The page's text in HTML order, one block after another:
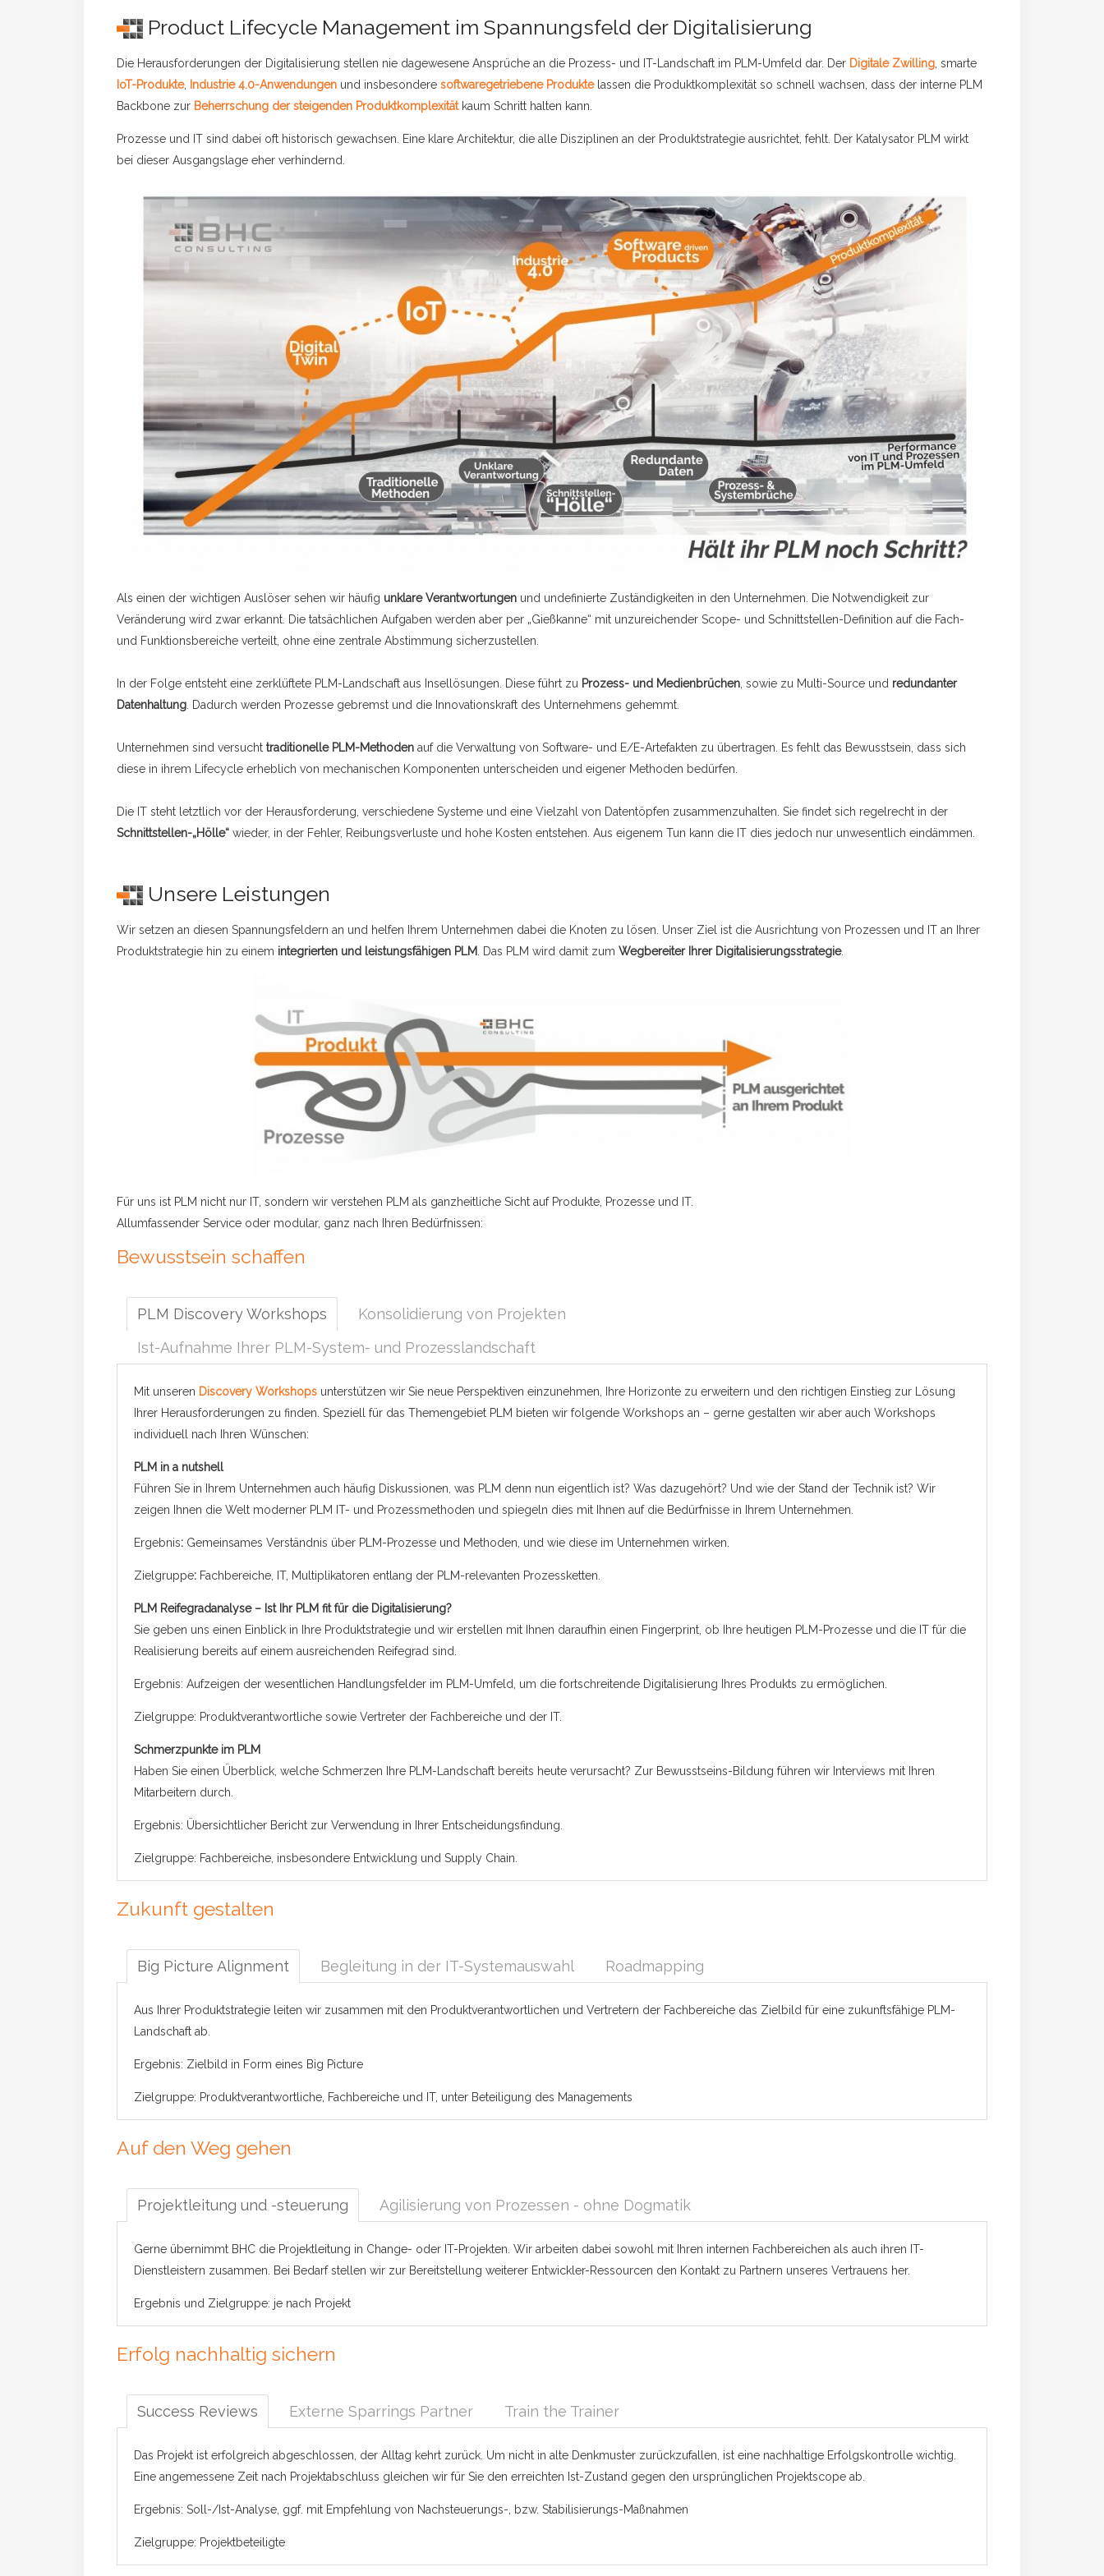
Product Lifecycle Management im Spannungsfeld der Digitalisierung
Die Herausforderungen der Digitalisierung stellen nie dagewesene Ansprüche an die Prozess- und IT-Landschaft im PLM-Umfeld dar. Der Digitale Zwilling, smarte
IoT-Produkte, Industrie 4.0-Anwendungen und insbesondere softwaregetriebene Produktelassen die Produktkomplexität so schnell wachsen, dass der interne PLM
Backbone zur Beherrschung der steigenden Produktkomplexitätkaum Schritt halten kann.
Prozesse und IT sind dabei oft historisch gewachsen. Eine klare Architektur, die alle Disziplinen an der Produktstrategie ausrichtet, fehlt. Der Katalysator PLM wirkt
bei dieser Ausgangslage eher verhindernd.
Als einen der wichtigen Auslöser sehen wir häufig unklare Verantwortungen und undefinierte Zuständigkeiten in den Unternehmen. Die Notwendigkeit zur
Veränderung wird zwar erkannt. Die tatsächlichen Aufgaben werden aber per „Gießkanne“ mit unzureichender Scope- und Schnittstellen-Definition auf die Fach-
und Funktionsbereiche verteilt, ohne eine zentrale Abstimmung sicherzustellen.
In der Folge entsteht eine zerklüftete PLM-Landschaft aus Insellösungen. Diese führt zu Prozess- und Medienbrüchen, sowie zu Multi-Source und redundanter
Datenhaltung. Dadurch werden Prozesse gebremst und die Innovationskraft des Unternehmens gehemmt.
Unternehmen sind versucht traditionelle PLM-Methoden auf die Verwaltung von Software- und E/E-Artefakten zu übertragen. Es fehlt das Bewusstsein, dass sich
diese in ihrem Lifecycle erheblich von mechanischen Komponenten unterscheiden und eigener Methoden bedürfen.
Die IT steht letztlich vor der Herausforderung, verschiedene Systeme und eine Vielzahl von Datentöpfen zusammenzuhalten. Sie findet sich regelrecht in der
Schnittstellen-„Hölle“ wieder, in der Fehler, Reibungsverluste und hohe Kosten entstehen. Aus eigenem Tun kann die IT dies jedoch nur unwesentlich eindämmen.
Unsere Leistungen
Wir setzen an diesen Spannungsfeldern an und helfen Ihrem Unternehmen dabei die Knoten zu lösen. Unser Ziel ist die Ausrichtung von Prozessen und IT an Ihrer
Produktstrategie hin zu einem integrierten und leistungsfähigen PLM. Das PLM wird damit zum Wegbereiter Ihrer Digitalisierungsstrategie.
Für uns ist PLM nicht nur IT, sondern wir verstehen PLM als ganzheitliche Sicht auf Produkte, Prozesse und IT.
Allumfassender Service oder modular, ganz nach Ihren Bedürfnissen:
Bewusstsein schaffen
PLM Discovery Workshops
Konsolidierung von Projekten
Ist-Aufnahme Ihrer PLM-System- und Prozesslandschaft
Mit unseren Discovery Workshops unterstützen wir Sie neue Perspektiven einzunehmen, Ihre Horizonte zu erweitern und den richtigen Einstieg zur Lösung
Ihrer Herausforderungen zu finden. Speziell für das Themengebiet PLM bieten wir folgende Workshops an – gerne gestalten wir aber auch Workshops
individuell nach Ihren Wünschen:
PLM in a nutshell
Führen Sie in Ihrem Unternehmen auch häufig Diskussionen, was PLM denn nun eigentlich ist? Was dazugehört? Und wie der Stand der Technik ist? Wir
zeigen Ihnen die Welt moderner PLM IT- und Prozessmethoden und spiegeln dies mit Ihnen auf die Bedürfnisse in Ihrem Unternehmen.
Ergebnis: Gemeinsames Verständnis über PLM-Prozesse und Methoden, und wie diese im Unternehmen wirken.
Zielgruppe: Fachbereiche, IT, Multiplikatoren entlang der PLM-relevanten Prozessketten.
PLM Reifegradanalyse – Ist Ihr PLM fit für die Digitalisierung?
Sie geben uns einen Einblick in Ihre Produktstrategie und wir erstellen mit Ihnen daraufhin einen Fingerprint, ob Ihre heutigen PLM-Prozesse und die IT für die
Realisierung bereits auf einem ausreichenden Reifegrad sind.
Ergebnis: Aufzeigen der wesentlichen Handlungsfelder im PLM-Umfeld, um die fortschreitende Digitalisierung Ihres Produkts zu ermöglichen.
Zielgruppe: Produktverantwortliche sowie Vertreter der Fachbereiche und der IT.
Schmerzpunkte im PLM
Haben Sie einen Überblick, welche Schmerzen Ihre PLM-Landschaft bereits heute verursacht? Zur Bewusstseins-Bildung führen wir Interviews mit Ihren
Mitarbeitern durch.
Ergebnis: Übersichtlicher Bericht zur Verwendung in Ihrer Entscheidungsfindung.
Zielgruppe: Fachbereiche, insbesondere Entwicklung und Supply Chain.
Zukunft gestalten
Big Picture Alignment Begleitung in der IT-Systemauswahl Roadmapping
Aus Ihrer Produktstrategie leiten wir zusammen mit den Produktverantwortlichen und Vertretern der Fachbereiche das Zielbild für eine zukunftsfähige PLM-
Landschaft ab.
Ergebnis: Zielbild in Form eines Big Picture
Zielgruppe: Produktverantwortliche, Fachbereiche und IT, unter Beteiligung des Managements
Auf den Weg gehen
Projektleitung und -steuerung Agilisierung von Prozessen - ohne Dogmatik
Gerne übernimmt BHC die Projektleitung in Change- oder IT-Projekten. Wir arbeiten dabei sowohl mit Ihren internen Fachbereichen als auch ihren IT-
Dienstleistern zusammen. Bei Bedarf stellen wir zur Bereitstellung weiterer Entwickler-Ressourcen den Kontakt zu Partnern unseres Vertrauens her.
Ergebnis und Zielgruppe: je nach Projekt
Erfolg nachhaltig sichern
Success Reviews Externe Sparrings Partner Train the Trainer
Das Projekt ist erfolgreich abgeschlossen, der Alltag kehrt zurück. Um nicht in alte Denkmuster zurückzufallen, ist eine nachhaltige Erfolgskontrolle wichtig.
Eine angemessene Zeit nach Projektabschluss gleichen wir für Sie den erreichten Ist-Zustand gegen den ursprünglichen Projektscope ab.
Ergebnis: Soll-/Ist-Analyse, ggf. mit Empfehlung von Nachsteuerungs-, bzw. Stabilisierungs-Maßnahmen
Zielgruppe: Projektbeteiligte